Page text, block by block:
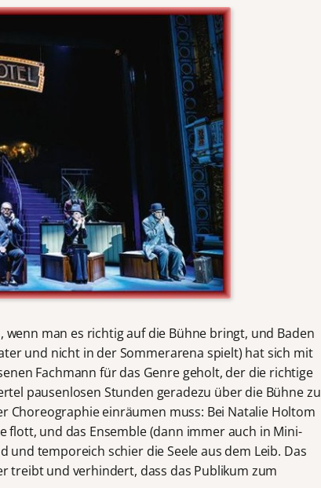
man es richtig auf die Bühne bringt, und Baden
und nicht in der Sommerarena spielt) hat sich mit
Fachmann für das Genre geholt, der die richtige
pausenlosen Stunden geradezu über die Bühne zu
Choreographie einräumen muss: Bei Natalie Holtom
flott, und das Ensemble (dann immer auch in Mini-
und temporeich schier die Seele aus dem Leib. Das
treibt und verhindert, dass das Publikum zum